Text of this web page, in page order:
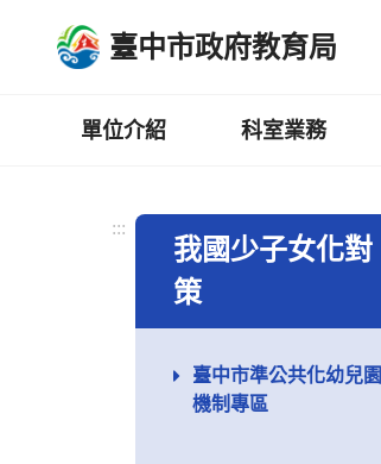
臺中市政府教育局
單位介紹 科室業務
:::
我國少子女化對
策
臺中市準公共化幼兒園
機制專區